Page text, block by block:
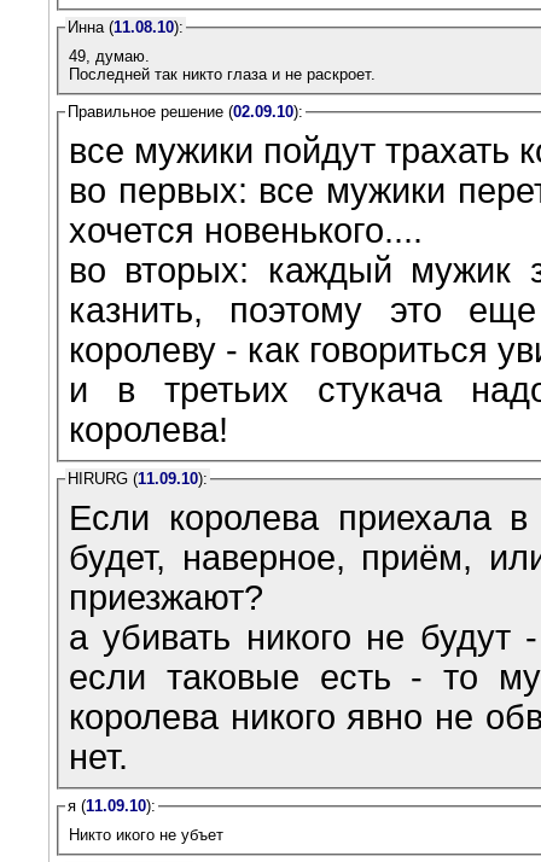
Инна (11.08.10):
49, думаю.
Последней так никто глаза и не раскроет.
Правильное решение (02.09.10):
все мужики пойдут трахать
во первых: все мужики
хочется новенького....
во вторых: каждый мужик
казнить, поэтому это
королеву - как говориться
и в третьих стукача
королева!
HIRURG (11.09.10):
Если королева приехала
будет, наверное, приём,
приезжают?
а убивать никого не будут
если таковые есть - то
королева никого явно не
нет.
я (11.09.10):
Никто икого не убъет